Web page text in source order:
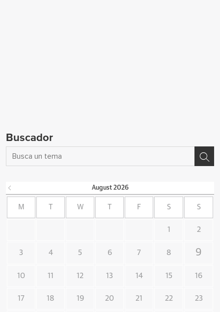
Buscador
August 2026
M W F S S
1 2
3 4 5 6 7 8 9
10 11 12 13 14 15 16
17 18 19 20 21 22 23